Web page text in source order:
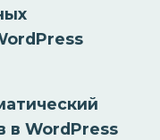
в WordPress